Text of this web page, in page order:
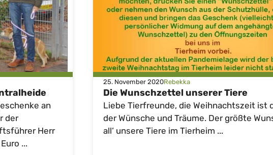
an
der
Herr
...
25. November 2020Rebekka
Die Wunschzettel unserer Tiere
Liebe Tierfreunde, die Weihnachtszeit ist
der Wünsche und Träume. Der größte
all‘ unsere Tiere im Tierheim ...